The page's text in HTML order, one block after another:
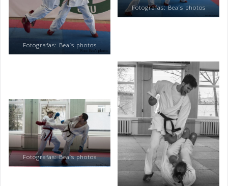
Fotografas: Bea’s photos
Fotografas: Bea’s photos
Fotografas: Bea’s photos